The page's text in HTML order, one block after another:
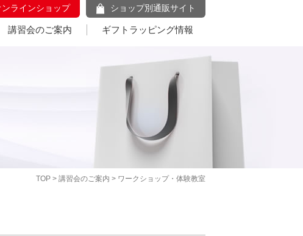
ラインショップ ショップ別通販サイト
講習会のご案内 ギフトラッピング情報
TOP > 講習会のご案内 > ワークショップ・体験教室